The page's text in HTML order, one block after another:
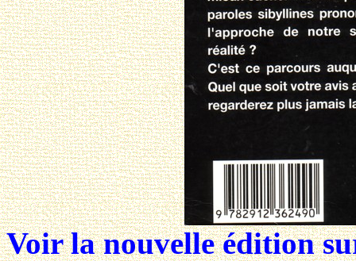
Voir la nouvelle édition